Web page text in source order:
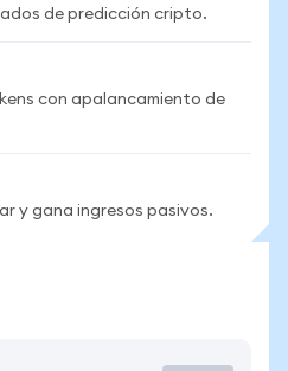
de predicción cripto.
con apalancamiento de
y gana ingresos pasivos.